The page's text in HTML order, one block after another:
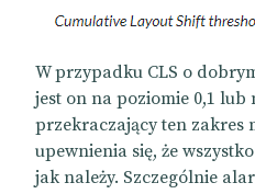
W przypadku CLS o
jest on na poziomie 0,1 lub
przekraczający ten zakres
upewnienia się, że
jak należy. Szczególnie